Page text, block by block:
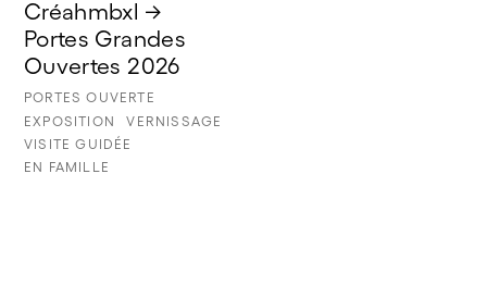
Créahmbxl →
Portes Grandes
Ouvertes 2026
PORTES OUVERTE
EXPOSITION
VERNISSAGE
VISITE GUIDÉE
EN FAMILLE